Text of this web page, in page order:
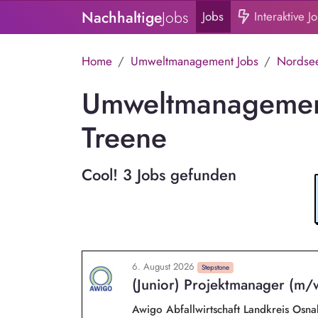
NachhaltigeJobs Jobs Interaktive
Home Umweltmanagement Jobs
Treene
Cool! 3 Jobs gefunden
6. August 2026 Stepstone
(Junior) Projektmanager
Awigo Abfallwirtschaft Landkreis